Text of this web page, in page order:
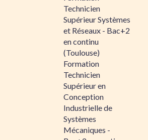
Technicien
Supérieur Systèmes
et Réseaux - Bac+2
en continu
(Toulouse)
Formation
Technicien
Supérieur en
Conception
Industrielle de
Systèmes
Mécaniques -